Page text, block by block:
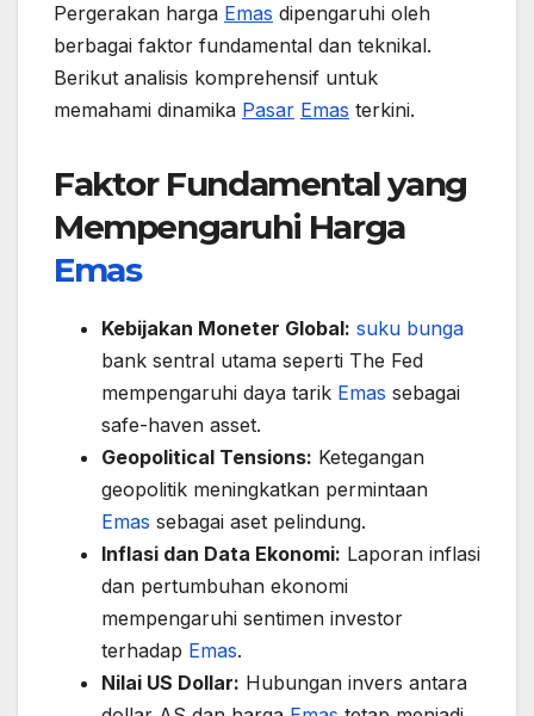
Pergerakan harga Emas dipengaruhi oleh
berbagai faktor fundamental dan teknikal.
Berikut analisis komprehensif untuk
memahami dinamika Pasar Emas terkini.
Faktor Fundamental yang
Mempengaruhi Harga
Emas
Kebijakan Moneter Global: suku bunga
bank sentral utama seperti The Fed
mempengaruhi daya tarik Emas sebagai
safe-haven asset.
Geopolitical Tensions: Ketegangan
geopolitik meningkatkan permintaan
Emas sebagai aset pelindung.
Inflasi dan Data Ekonomi: Laporan inflasi
dan pertumbuhan ekonomi
mempengaruhi sentimen investor
terhadap Emas.
Nilai US Dollar: Hubungan invers antara